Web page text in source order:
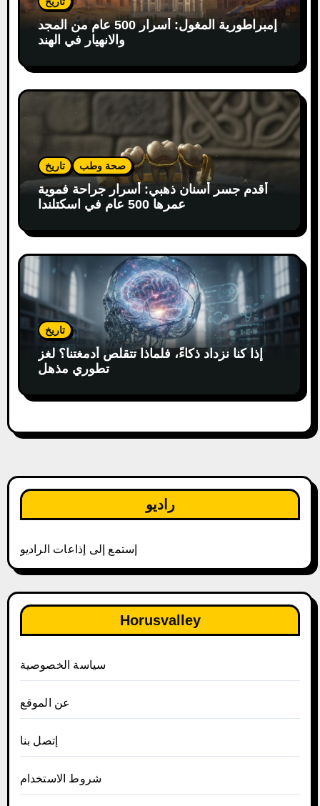
إمبراطورية المغول: أسرار 500 عام من المجد
والانهيار في الهند
تاريخ صحة وطب
أقدم جسر أسنان ذهبي: أسرار جراحة فموية
عمرها 500 عام في اسكتلندا
تاريخ
إذا كنا نزداد ذكاءً، فلماذا تتقلص أدمغتنا؟ لغز
تطوري مذهل
راديو
إستمع إلى إذاعات الراديو
Horusvalley
سياسة الخصوصية
عن الموقع
إتصل بنا
شروط الاستخدام